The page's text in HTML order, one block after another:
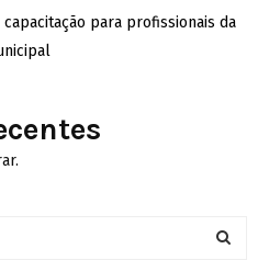
para profissionais da